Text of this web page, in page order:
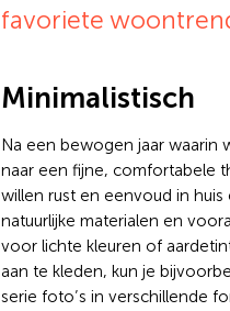
favoriete
Minimalistisch
Na een bewogen jaar
naar een fijne, comfortabele
willen rust en eenvoud in
natuurlijke materialen en
voor lichte kleuren of
aan te kleden, kun je
serie foto’s in verschillende